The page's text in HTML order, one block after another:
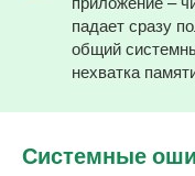
падает сразу
общий
нехватка
Системные